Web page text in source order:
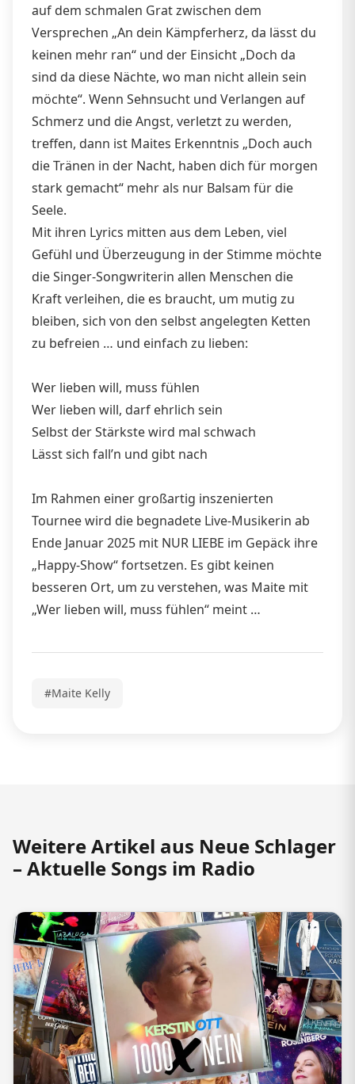
auf dem schmalen Grat zwischen dem
Versprechen „An dein Kämpferherz, da lässt du
keinen mehr ran“ und der Einsicht „Doch da
sind da diese Nächte, wo man nicht allein sein
möchte“. Wenn Sehnsucht und Verlangen auf
Schmerz und die Angst, verletzt zu werden,
treffen, dann ist Maites Erkenntnis „Doch auch
die Tränen in der Nacht, haben dich für morgen
stark gemacht“ mehr als nur Balsam für die
Seele.
Mit ihren Lyrics mitten aus dem Leben, viel
Gefühl und Überzeugung in der Stimme möchte
die Singer-Songwriterin allen Menschen die
Kraft verleihen, die es braucht, um mutig zu
bleiben, sich von den selbst angelegten Ketten
zu befreien … und einfach zu lieben:
Wer lieben will, muss fühlen
Wer lieben will, darf ehrlich sein
Selbst der Stärkste wird mal schwach
Lässt sich fall’n und gibt nach
Im Rahmen einer großartig inszenierten
Tournee wird die begnadete Live-Musikerin ab
Ende Januar 2025 mit NUR LIEBE im Gepäck ihre
„Happy-Show“ fortsetzen. Es gibt keinen
besseren Ort, um zu verstehen, was Maite mit
„Wer lieben will, muss fühlen“ meint …
#Maite Kelly
Weitere Artikel aus Neue Schlager
– Aktuelle Songs im Radio